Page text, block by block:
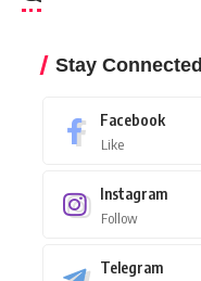
Stay Connected
Facebook
Like
Instagram
Follow
Telegram